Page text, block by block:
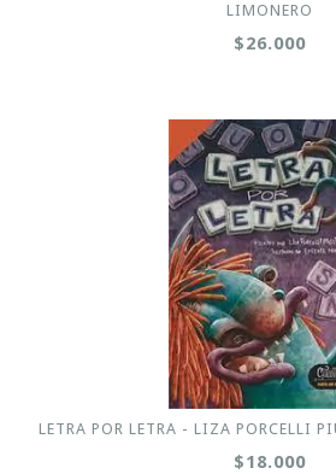
LIMONERO
$26.000
LETRA POR LETRA - LIZA PORCELLI
$18.000